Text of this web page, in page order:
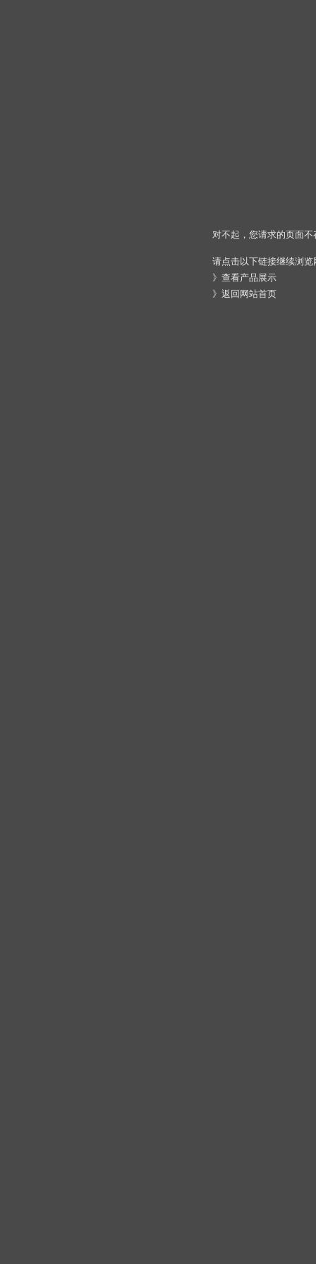
对不起，您请求的页面
请点击以下链接继续浏览
》 查看产品展示
》 返回网站首页